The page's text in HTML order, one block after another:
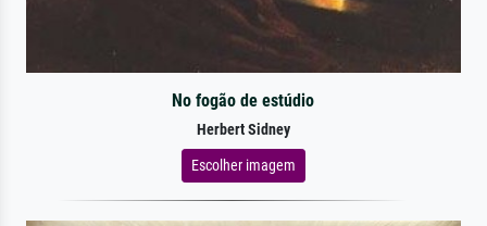
No fogão de estúdio
Herbert Sidney
Escolher imagem